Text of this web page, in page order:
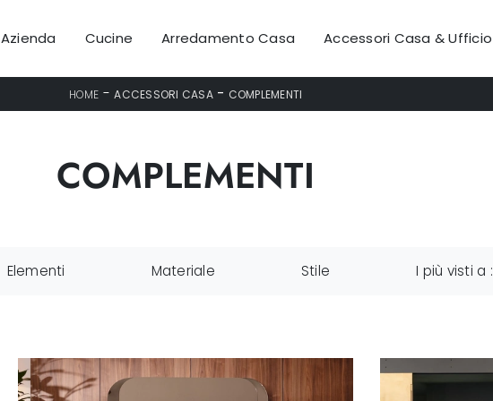
Azienda Cucine Arredamento Casa Accessori Casa & Ufficio
HOME -ACCESSORI CASA - COMPLEMENTI
COMPLEMENTI
Elementi Materiale Stile I più visti a :